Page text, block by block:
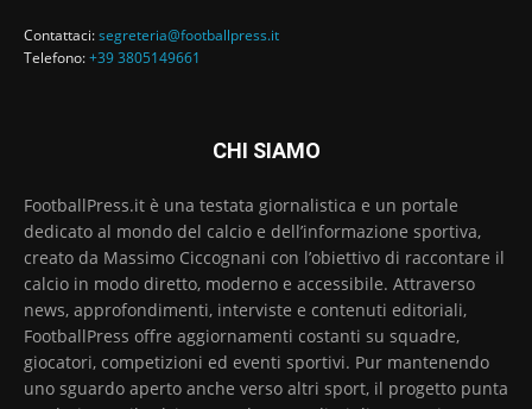
Contattaci:segreteria@footballpress.it
Telefono:+39 3805149661
CHI SIAMO
FootballPress.it è una testata giornalistica e un portale
dedicato al mondo del calcio e dell’informazione sportiva,
creato da Massimo Ciccognani con l’obiettivo di raccontare il
calcio in modo diretto, moderno e accessibile. Attraverso
news, approfondimenti, interviste e contenuti editoriali,
FootballPress offre aggiornamenti costanti su squadre,
giocatori, competizioni ed eventi sportivi. Pur mantenendo
uno sguardo aperto anche verso altri sport, il progetto punta